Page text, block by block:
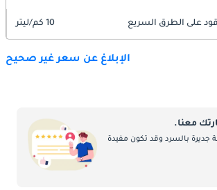
على الطرق السريع 10 كم/ليتر
الإبلاغ عن سعر غير صحيح
معنا.
جديرة بالسرد وقد تكون مفيدة